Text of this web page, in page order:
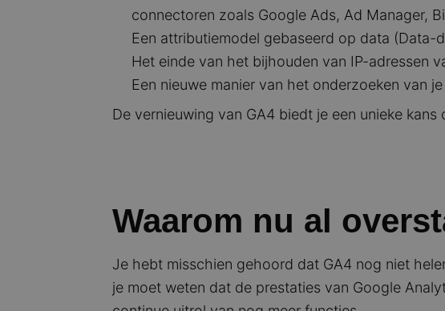
connectoren zoals Google Ads, Ad Manager,
Een attributiemodel gebaseerd op data (Data-
Het einde van het bijhouden van IP-adressen
Een nieuwe manier van het onderzoeken van
De vernieuwing van GA4 biedt je een unieke
Waarom nu al
Je hebt misschien gehoord dat GA4 nog niet
je moet weten dat de prestaties van Google